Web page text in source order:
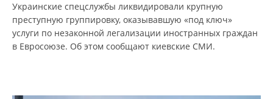
Украинские спецслужбы ликвидировали крупную
преступную группировку, оказывавшую «под ключ»
услуги по незаконной легализации иностранных граждан
в Евросоюзе. Об этом сообщают киевские СМИ.